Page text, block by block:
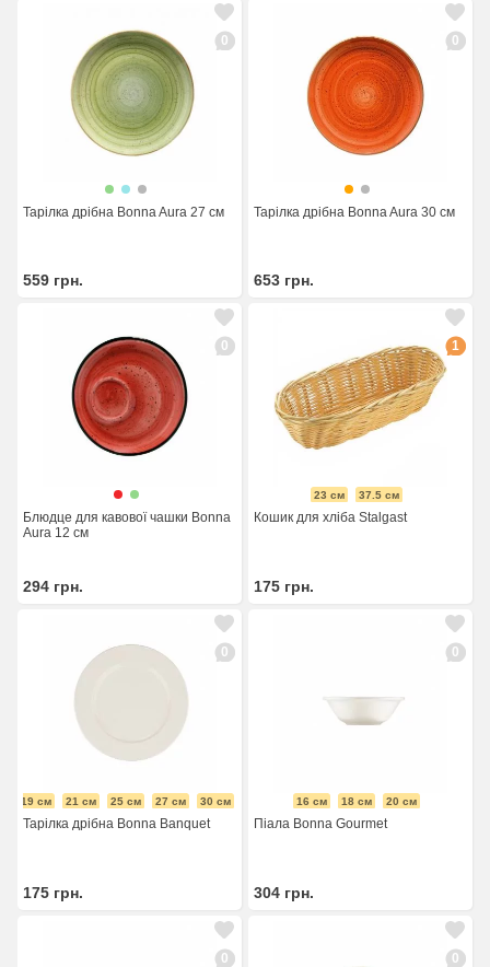
0
Тарілка дрібна Bonna Aura 27 см
559 грн.
0
Тарілка дрібна Bonna Aura 30 см
653 грн.
0
Блюдце для кавової чашки Bonna
Aura 12 см
294 грн.
1
23 см 37.5 см
Кошик для хліба Stalgast
175 грн.
0
19 см 21 см 25 см 27 см 30 см
Тарілка дрібна Bonna Banquet
175 грн.
0
16 см 18 см 20 см
Піала Bonna Gourmet
304 грн.
0 0